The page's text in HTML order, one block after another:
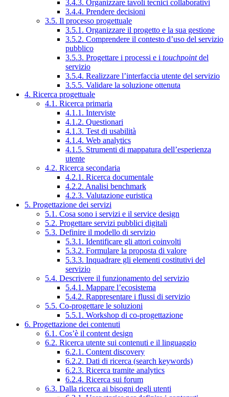
3.4.3. Organizzare tavoli tecnici collaborativi
3.4.4. Prendere decisioni
3.5. Il processo progettuale
3.5.1. Organizzare il progetto e la sua gestione
3.5.2. Comprendere il contesto d’uso del servizio
pubblico
3.5.3. Progettare i processi e i touchpointdel
servizio
3.5.4. Realizzare l’interfaccia utente del servizio
3.5.5. Validare la soluzione ottenuta
4. Ricerca progettuale
4.1. Ricerca primaria
4.1.1. Interviste
4.1.2. Questionari
4.1.3. Test di usabilità
4.1.4. Web analytics
4.1.5. Strumenti di mappatura dell’esperienza
utente
4.2. Ricerca secondaria
4.2.1. Ricerca documentale
4.2.2. Analisi benchmark
4.2.3. Valutazione euristica
5. Progettazione dei servizi
5.1. Cosa sono i servizi e il service design
5.2. Progettare servizi pubblici digitali
5.3. Definire il modello di servizio
5.3.1. Identificare gli attori coinvolti
5.3.2. Formulare la proposta di valore
5.3.3. Inquadrare gli elementi costitutivi del
servizio
5.4. Descrivere il funzionamento del servizio
5.4.1. Mappare l’ecosistema
5.4.2. Rappresentare i flussi di servizio
5.5. Co-progettare le soluzioni
5.5.1. Workshop di co-progettazione
6. Progettazione dei contenuti
6.1. Cos’è il content design
6.2. Ricerca utente sui contenuti e il linguaggio
6.2.1. Content discovery
6.2.2. Dati di ricerca (search keywords)
6.2.3. Ricerca tramite analytics
6.2.4. Ricerca sui forum
6.3. Dalla ricerca ai bisogni degli utenti